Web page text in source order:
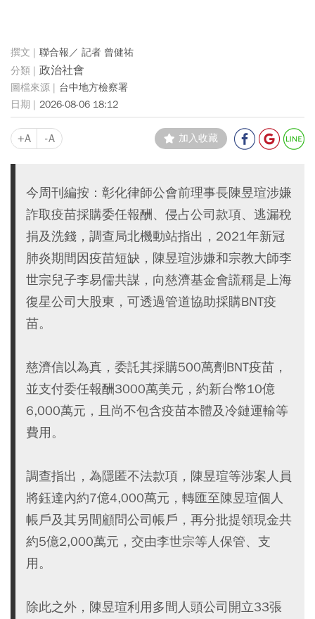
聯合報／ 記者 曾健祐
政治社會
台中地方檢察署
2026-08-06 18:12
+A -A 加入收藏
今周刊編按：彰化律師公會前理事長陳昱瑄涉嫌
詐取疫苗採購委任報酬、侵占公司款項、逃漏稅
捐及洗錢，調查局北機動站指出，2021年新冠
肺炎期間因疫苗短缺，陳昱瑄涉嫌和宗教大師李
世宗兒子李易儒共謀，向慈濟基金會謊稱是上海
復星公司大股東，可透過管道協助採購BNT疫
苗。
慈濟信以為真，委託其採購500萬劑BNT疫苗，
並支付委任報酬3000萬美元，約新台幣10億
6,000萬元，且尚不包含疫苗本體及冷鏈運輸等
費用。
調查指出，為隱匿不法款項，陳昱瑄等涉案人員
將鈺達內約7億4,000萬元，轉匯至陳昱瑄個人
帳戶及其另間顧問公司帳戶，再分批提領現金共
約5億2,000萬元，交由李世宗等人保管、支
用。
除此之外，陳昱瑄利用多間人頭公司開立33張